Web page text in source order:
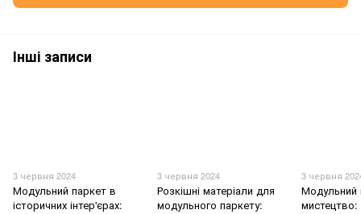
Інші записи
3 червня 2024
Модульний паркет в
історичних інтер'єрах:
3 червня 2024
Розкішні матеріали для
модульного паркету:
3 червня
Модульний
мистецтво: